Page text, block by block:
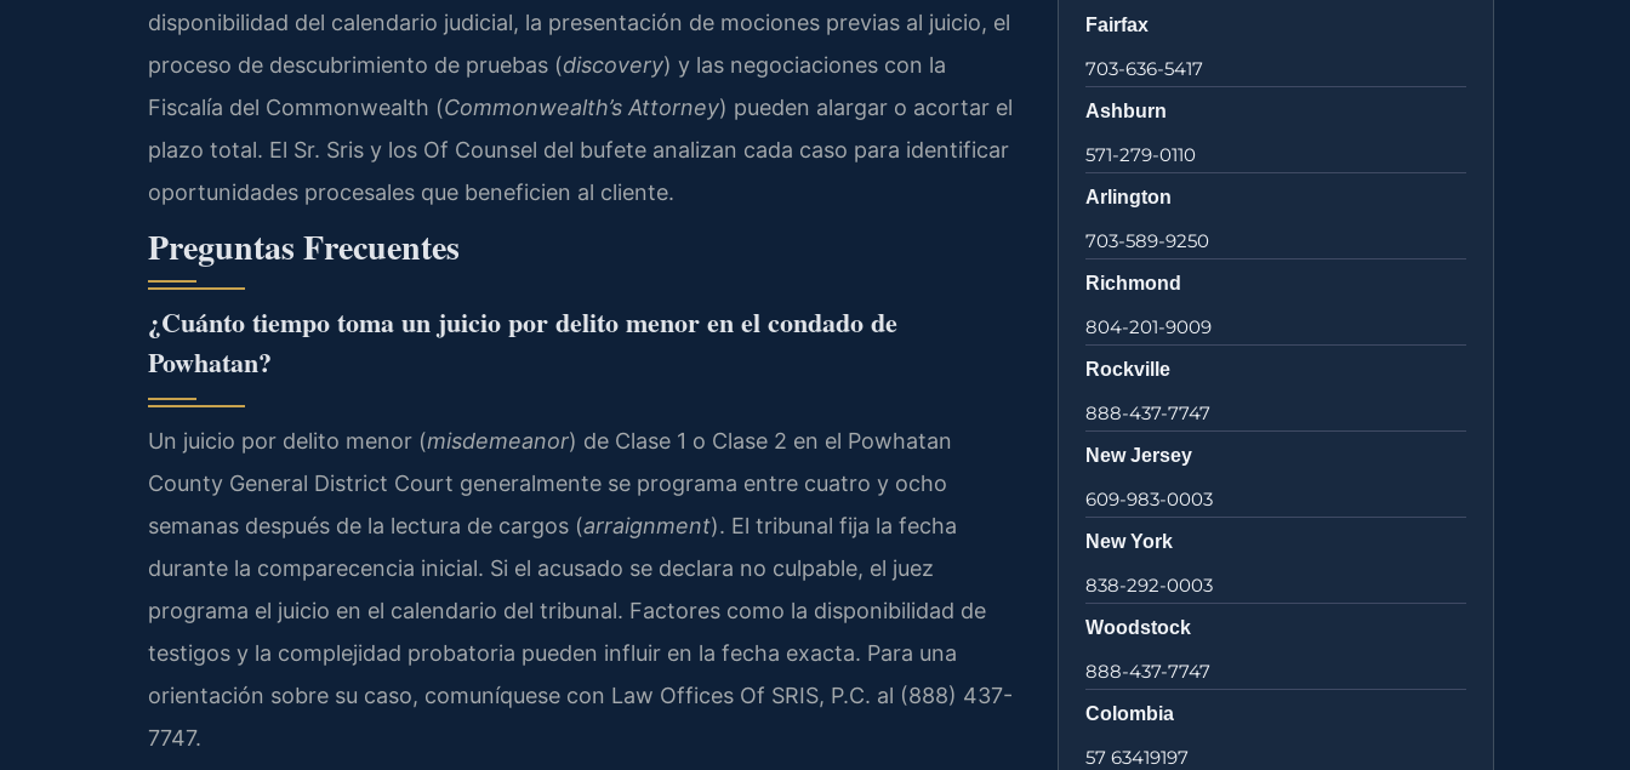
disponibilidad del calendario judicial, la presentación de mociones previas al juicio, el
proceso de descubrimiento de pruebas (discovery) y las negociaciones con la
Fiscalía del Commonwealth (Commonwealth’s Attorney) pueden alargar o acortar el
plazo total. El Sr. Sris y los Of Counsel del bufete analizan cada caso para identificar
oportunidades procesales que beneficien al cliente.
Preguntas Frecuentes
¿Cuánto tiempo toma un juicio por delito menor en el condado de
Powhatan?
Un juicio por delito menor (misdemeanor) de Clase 1 o Clase 2 en el Powhatan
County General District Court generalmente se programa entre cuatro y ocho
semanas después de la lectura de cargos (arraignment). El tribunal fija la fecha
durante la comparecencia inicial. Si el acusado se declara no culpable, el juez
programa el juicio en el calendario del tribunal. Factores como la disponibilidad de
testigos y la complejidad probatoria pueden influir en la fecha exacta. Para una
orientación sobre su caso, comuníquese con Law Offices Of SRIS, P.C. al (888) 437-
7747.
Fairfax
703-636-5417
Ashburn
571-279-0110
Arlington
703-589-9250
Richmond
804-201-9009
Rockville
888-437-7747
New Jersey
609-983-0003
New York
838-292-0003
Woodstock
888-437-7747
Colombia
57 63419197